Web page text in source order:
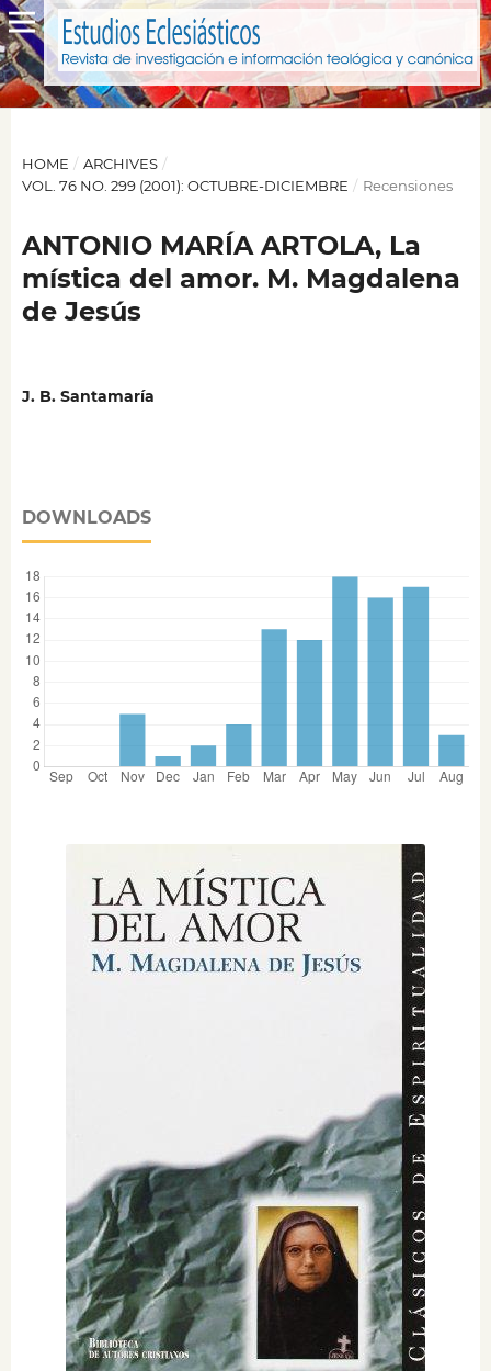
HOME / ARCHIVES /
VOL. 76 NO. 299 (2001): OCTUBRE-DICIEMBRE / Recensiones
ANTONIO MARÍA ARTOLA, La
mística del amor. M. Magdalena
de Jesús
J. B. Santamaría
DOWNLOADS